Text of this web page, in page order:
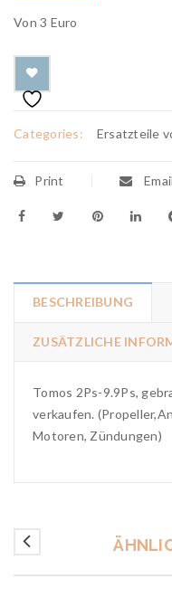
Von 3 Euro
Categories: Ersatzteile
Print
BESCHREIBUNG
ZUSÄTZLICHE
Tomos 2Ps-9.9Ps,
verkaufen.
Motoren, Zündungen)